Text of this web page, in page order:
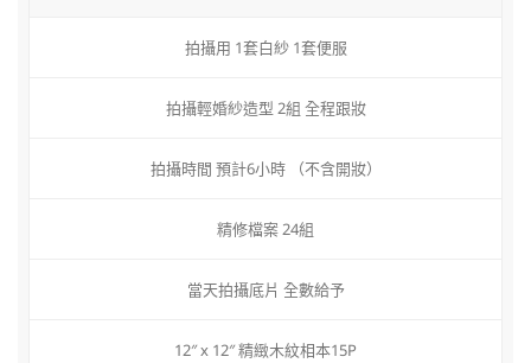
拍攝用 1套白紗 1套便服
拍攝輕婚紗造型 2組 全程跟妝
拍攝時間 預計6小時 （不含開妝）
精修檔案 24組
當天拍攝底片 全數給予
12″ x 12″ 精緻木紋相本15P